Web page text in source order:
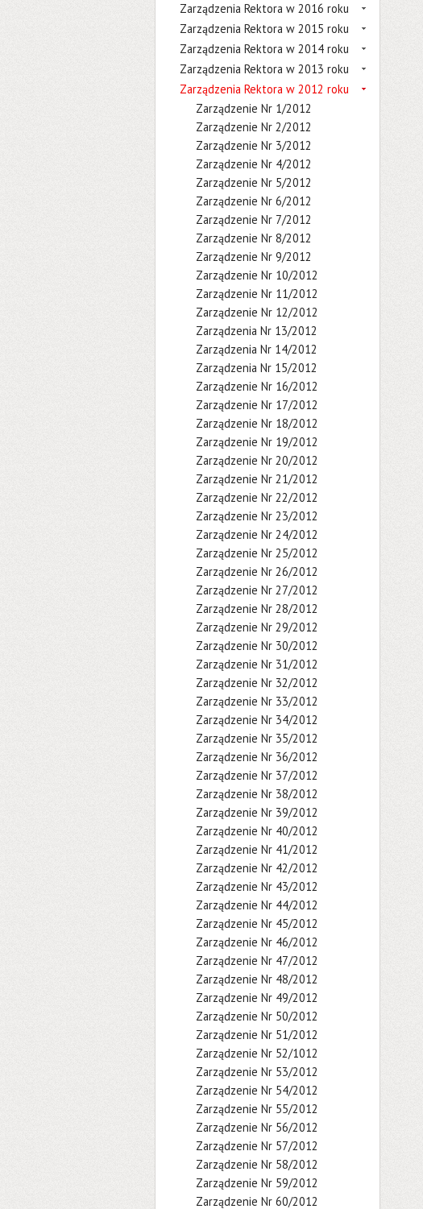
Zarządzenia Rektora w 2016 roku
Zarządzenia Rektora w 2015 roku
Zarządzenia Rektora w 2014 roku
Zarządzenia Rektora w 2013 roku
Zarządzenia Rektora w 2012 roku
Zarządzenie Nr 1/2012
Zarządzenie Nr 2/2012
Zarządzenie Nr 3/2012
Zarządzenie Nr 4/2012
Zarządzenie Nr 5/2012
Zarządzenie Nr 6/2012
Zarządzenie Nr 7/2012
Zarządzenie Nr 8/2012
Zarządzenie Nr 9/2012
Zarządzenie Nr 10/2012
Zarządzenie Nr 11/2012
Zarządzenie Nr 12/2012
Zarządzenia Nr 13/2012
Zarządzenia Nr 14/2012
Zarządzenia Nr 15/2012
Zarządzenie Nr 16/2012
Zarządzenie Nr 17/2012
Zarządzenie Nr 18/2012
Zarządzenie Nr 19/2012
Zarządzenie Nr 20/2012
Zarządzenie Nr 21/2012
Zarządzenie Nr 22/2012
Zarządzenie Nr 23/2012
Zarządzenie Nr 24/2012
Zarządzenie Nr 25/2012
Zarządzenie Nr 26/2012
Zarządzenie Nr 27/2012
Zarządzenie Nr 28/2012
Zarządzenie Nr 29/2012
Zarządzenie Nr 30/2012
Zarządzenie Nr 31/2012
Zarządzenie Nr 32/2012
Zarządzenie Nr 33/2012
Zarządzenie Nr 34/2012
Zarządzenie Nr 35/2012
Zarządzenie Nr 36/2012
Zarządzenie Nr 37/2012
Zarządzenie Nr 38/2012
Zarządzenie Nr 39/2012
Zarządzenie Nr 40/2012
Zarządzenie Nr 41/2012
Zarządzenie Nr 42/2012
Zarządzenie Nr 43/2012
Zarządzenie Nr 44/2012
Zarządzenie Nr 45/2012
Zarządzenie Nr 46/2012
Zarządzenie Nr 47/2012
Zarządzenie Nr 48/2012
Zarządzenie Nr 49/2012
Zarządzenie Nr 50/2012
Zarządzenie Nr 51/2012
Zarządzenie Nr 52/1012
Zarządzenie Nr 53/2012
Zarządzenie Nr 54/2012
Zarządzenie Nr 55/2012
Zarządzenie Nr 56/2012
Zarządzenie Nr 57/2012
Zarządzenie Nr 58/2012
Zarządzenie Nr 59/2012
Zarządzenie Nr 60/2012